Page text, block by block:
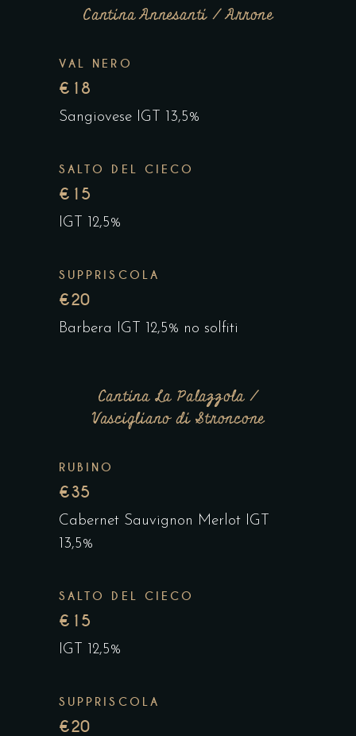
Cantina Annesanti / Arrone
VAL NERO
€18
Sangiovese IGT 13,5%
SALTO DEL CIECO
€15
IGT 12,5%
SUPPRISCOLA
€20
Barbera IGT 12,5% no solfiti
Cantina La Palazzola /
Vascigliano di Stroncone
RUBINO
€35
Cabernet Sauvignon Merlot IGT
13,5%
SALTO DEL CIECO
€15
IGT 12,5%
SUPPRISCOLA
€20